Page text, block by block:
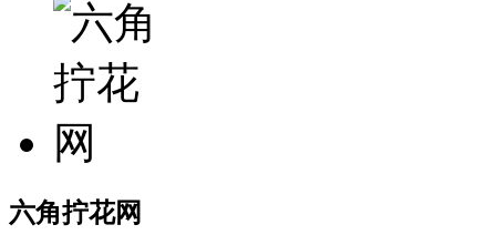
六角拧花网